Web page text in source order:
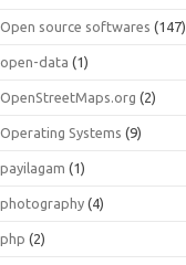
Open source softwares (147)
open-data (1)
OpenStreetMaps.org (2)
Operating Systems (9)
payilagam (1)
photography (4)
php (2)